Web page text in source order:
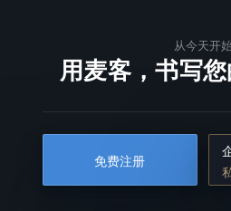
从今天开
用麦客，书写
免费注册